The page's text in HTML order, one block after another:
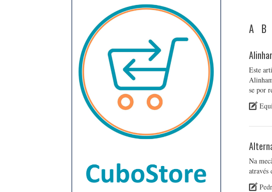
A B
Este
se por
Na